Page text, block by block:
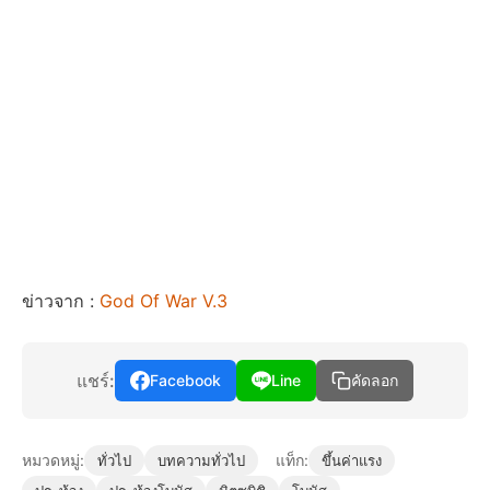
ข่าวจาก : God Of War V.3
แชร์: Facebook Line คัดลอก
หมวดหมู่: ทั่วไป บทความทั่วไป แท็ก:
ขึ้นค่าแรง